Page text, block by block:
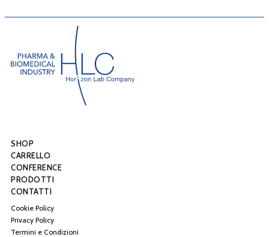
SHOP
CARRELLO
CONFERENCE
PRODOTTI
CONTATTI
Cookie Policy
Privacy Policy
Termini e Condizioni